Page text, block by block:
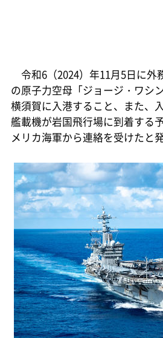
令和6（2024）年11月5日に外
の原子力空母「ジョージ・ワシ
横須賀に入港すること、また、
艦載機が岩国飛行場に到着する
メリカ海軍から連絡を受けたと